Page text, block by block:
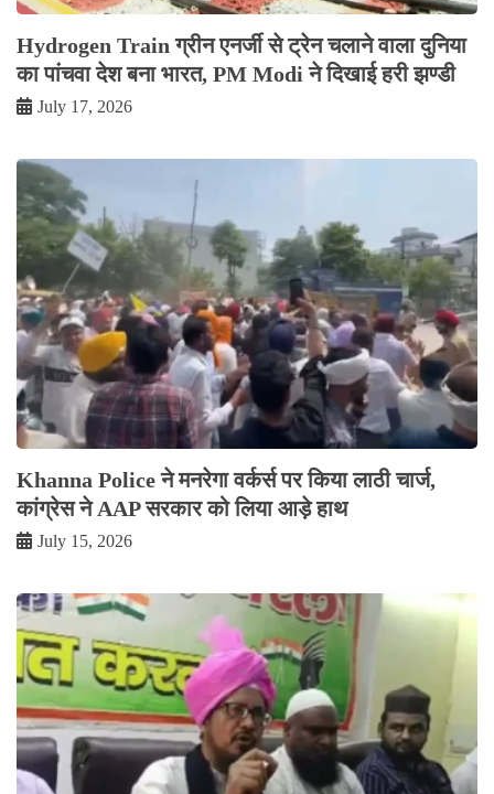
Hydrogen Train ग्रीन एनर्जी से ट्रेन चलाने वाला दुनिया
का पांचवा देश बना भारत, PM Modi ने दिखाई हरी झण्डी
July 17, 2026
Khanna Police ने मनरेगा वर्कर्स पर किया लाठी चार्ज,
कांग्रेस ने AAP सरकार को लिया आड़े हाथ
July 15, 2026